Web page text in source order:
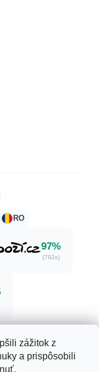
zážitok z
a prispôsobili
RO
97%
(792x)